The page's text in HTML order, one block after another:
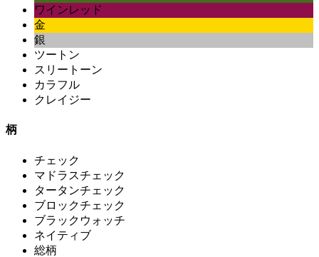
ワインレッド
金
銀
ツートン
スリートーン
カラフル
クレイジー
柄
チェック
マドラスチェック
タータンチェック
ブロックチェック
ブラックウォッチ
ネイティブ
総柄